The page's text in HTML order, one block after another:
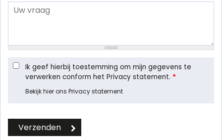
Ik geef hierbij toestemming om mijn gegevens te
verwerken conform het Privacy statement. *
Bekijk hier ons Privacy statement